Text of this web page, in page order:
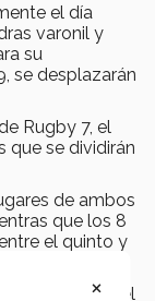
el día
varonil y
su
se desplazarán
Rugby 7, el
que se dividirán
de ambos
que los 8
el quinto y
noviembre en el
×